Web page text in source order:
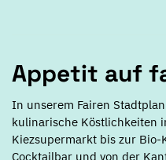
Appetit auf
In unserem Fairen
kulinarische Köstlichkeiten
Kiezsupermarkt bis zur Bio-
Cocktailbar und von der